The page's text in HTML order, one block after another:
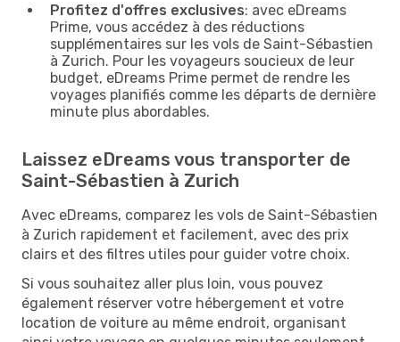
Profitez d'offres exclusives: avec eDreams
Prime, vous accédez à des réductions
supplémentaires sur les vols de Saint-Sébastien
à Zurich. Pour les voyageurs soucieux de leur
budget, eDreams Prime permet de rendre les
voyages planifiés comme les départs de dernière
minute plus abordables.
Laissez eDreams vous transporter de
Saint-Sébastien à Zurich
Avec eDreams, comparez les vols de Saint-Sébastien
à Zurich rapidement et facilement, avec des prix
clairs et des filtres utiles pour guider votre choix.
Si vous souhaitez aller plus loin, vous pouvez
également réserver votre hébergement et votre
location de voiture au même endroit, organisant